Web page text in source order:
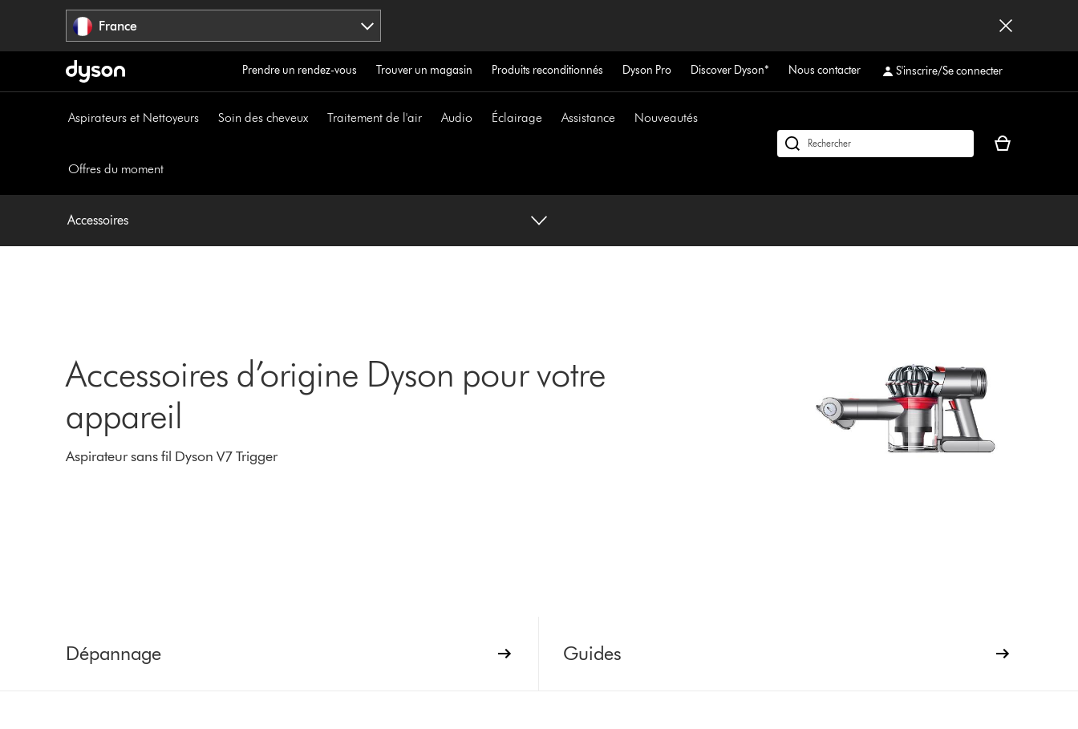
France
Prendre un rendez-vous Trouver un magasin Produits reconditionnés Dyson Pro Discover Dyson* Nous contacter S'inscrire/Se connecter
Aspirateurs et Nettoyeurs Soin des cheveux Traitement de l'air Audio Éclairage Assistance Nouveautés
Offres du moment
Rechercher
Votre
vide
Accessoires
Accessoires d’origine Dyson pour votre
appareil
Aspirateur sans fil Dyson V7 Trigger
Dépannage Guides